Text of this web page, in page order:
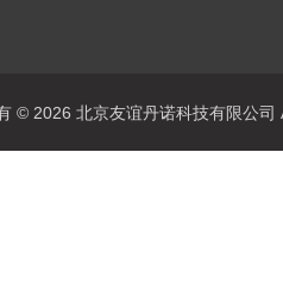
© 2026 北京友谊丹诺科技有限